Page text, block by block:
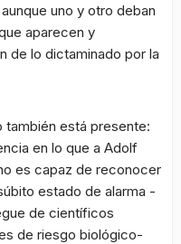
uno y otro deban
aparecen y
de lo dictaminado por la
está presente:
en lo que a Adolf
es capaz de reconocer
estado de alarma -
de científicos
de riesgo biológico-